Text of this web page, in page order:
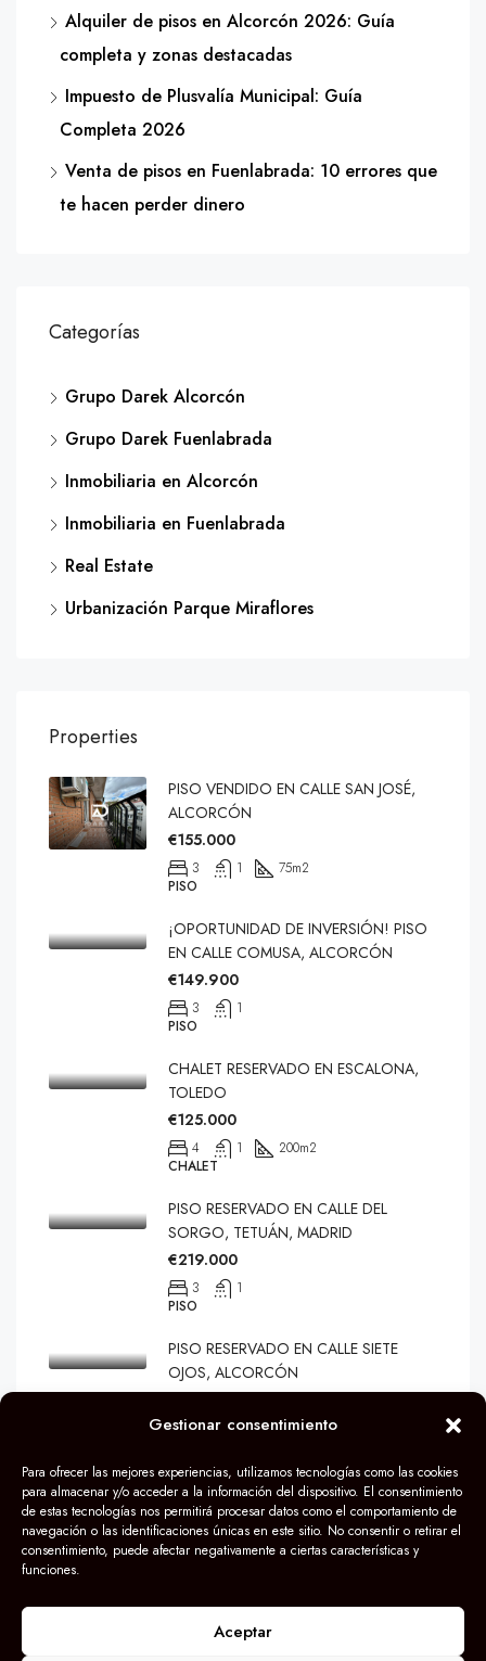
Gestionar consentimiento
Para ofrecer las mejores experiencias, utilizamos tecnologías como las cookies
para almacenar y/o acceder a la información del dispositivo. El consentimiento
de estas tecnologías nos permitirá procesar datos como el comportamiento de
navegación o las identificaciones únicas en este sitio. No consentir o retirar el
consentimiento, puede afectar negativamente a ciertas características y
funciones.
Aceptar
Alquiler de pisos en Alcorcón 2026: Guía
completa y zonas destacadas
Impuesto de Plusvalía Municipal: Guía
Completa 2026
Venta de pisos en Fuenlabrada: 10 errores que
te hacen perder dinero
Categorías
Grupo Darek Alcorcón
Grupo Darek Fuenlabrada
Inmobiliaria en Alcorcón
Inmobiliaria en Fuenlabrada
Real Estate
Urbanización Parque Miraflores
Properties
PISO VENDIDO EN CALLE SAN JOSÉ,
ALCORCÓN
€155.000
3 1 75m2
PISO
¡OPORTUNIDAD DE INVERSIÓN! PISO
EN CALLE COMUSA, ALCORCÓN
€149.900
3
1
PISO
CHALET RESERVADO EN ESCALONA,
TOLEDO
€125.000
4 1 200m2
CHALET
PISO RESERVADO EN CALLE DEL
SORGO, TETUÁN, MADRID
€219.000
3
1
PISO
PISO RESERVADO EN CALLE SIETE
OJOS, ALCORCÓN
€259.900
3 1 80m2